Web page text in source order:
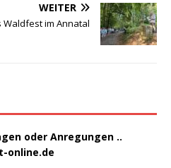
WEITER
Waldfest im Annatal
oder Anregungen ..
online.de